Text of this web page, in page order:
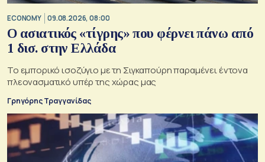
ECONOMY 09.08.2026, 08:00
Ο ασιατικός «τίγρης» που φέρνει πάνω από
1 δισ. στην Ελλάδα
Το εμπορικό ισοζύγιο με τη Σιγκαπούρη παραμένει έντονα
πλεονασματικό υπέρ της χώρας μας
Γρηγόρης Τραγγανίδας